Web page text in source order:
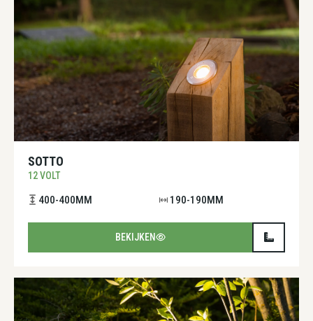
SOTTO
12 VOLT
400-400MM 190-190MM
BEKIJKEN